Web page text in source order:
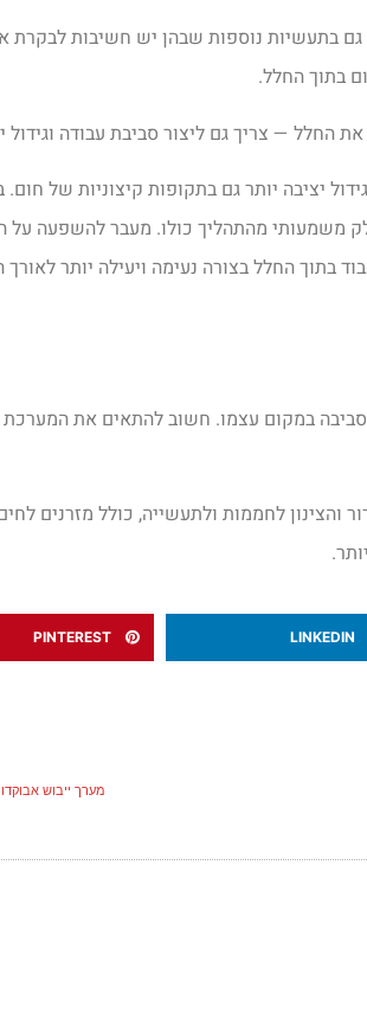
בתעשיות נוספות שבהן יש חשיבות לבקרת
בתוך החלל.
— צריך גם ליצור סביבת עבודה וגידול
יציבה יותר גם בתקופות קיצוניות של
משמעותי מהתהליך כולו. מעבר להשפעה
החלל בצורה נעימה ויעילה יותר לאורך
במקום עצמו. חשוב להתאים את המערכת
לחממות ולתעשייה, כולל מזרנים
LINKEDIN
PINTEREST
מערך ייבוש